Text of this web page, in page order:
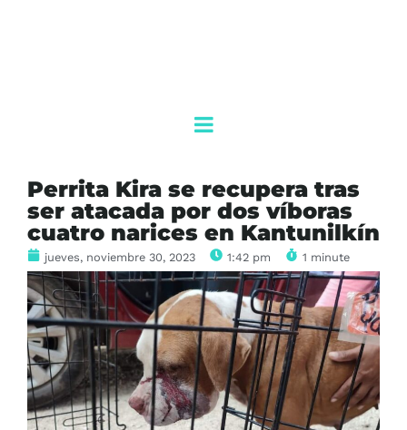
Perrita Kira se recupera tras
ser atacada por dos víboras
cuatro narices en Kantunilkín
jueves, noviembre 30, 2023 1:42 pm 1 minute